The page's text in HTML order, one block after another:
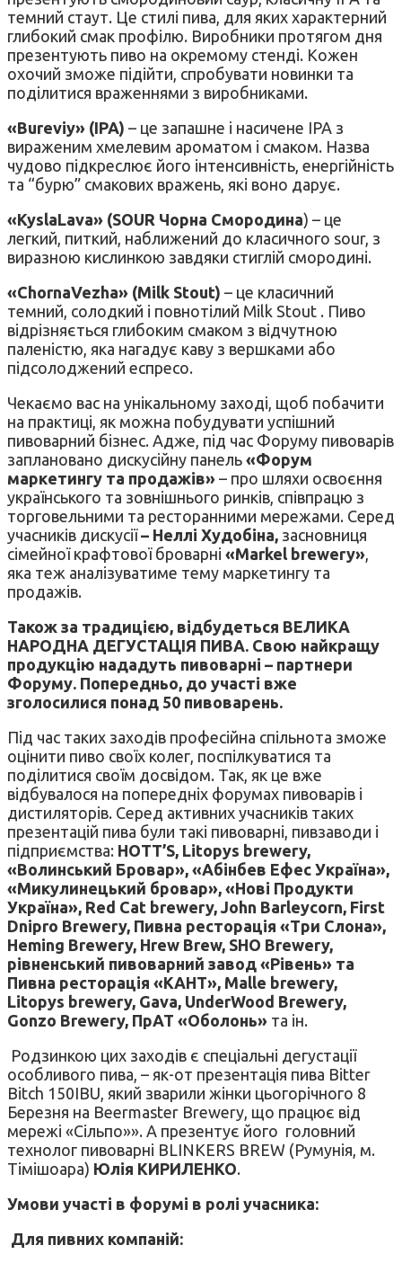
темний стаут. Це стилі пива, для яких характерний
глибокий смак профілю. Виробники протягом дня
презентують пиво на окремому стенді. Кожен
охочий зможе підійти, спробувати новинки та
поділитися враженнями з виробниками.
«Bureviy» (IPA) – це запашне і насичене IPA з
вираженим хмелевим ароматом і смаком. Назва
чудово підкреслює його інтенсивність, енергійність
та “бурю” смакових вражень, які воно дарує.
«KyslaLava» (SOUR Чорна Смородина) – це
легкий, питкий, наближений до класичного sour, з
виразною кислинкою завдяки стиглій смородині.
«ChornaVezha» (Milk Stout) – це класичний
темний, солодкий і повнотілий Milk Stout . Пиво
відрізняється глибоким смаком з відчутною
паленістю, яка нагадує каву з вершками або
підсолоджений еспресо.
Чекаємо вас на унікальному заході, щоб побачити
на практиці, як можна побудувати успішний
пивоварний бізнес. Адже, під час Форуму пивоварів
заплановано дискусійну панель «Форум
маркетингу та продажів» – про шляхи освоєння
українського та зовнішнього ринків, співпрацю з
торговельними та ресторанними мережами. Серед
учасників дискусії– Неллі Худобіна, засновниця
сімейної крафтової броварні «Markel brewery»
яка теж аналізуватиме тему маркетингу та
продажів.
Також за традицією, відбудеться ВЕЛИКА
НАРОДНА ДЕГУСТАЦІЯ ПИВА. Свою найкращу
продукцію нададуть пивоварні – партнери
Форуму. Попередньо, до участі вже
зголосилися понад 50 пивоварень.
Під час таких заходів професійна спільнота зможе
оцінити пиво своїх колег, поспілкуватися та
поділитися своїм досвідом. Так, як це вже
відбувалося на попередніх форумах пивоварів і
дистиляторів. Серед активних учасників таких
презентацій пива були такі пивоварні, пивзаводи і
підприємства: HOTT’S, Litopys brewery,
«Волинський Бровар», «Абінбев Ефес Україна»,
«Микулинецький бровар», «Нові Продукти
Україна», Red Cat brewery, John Barleycorn, First
Dnipro Brewery, Пивна ресторація «Три Слона»,
Heming Brewery, Hrew Brew, SHO Brewery,
рівненський пивоварний завод «Рівень» та
Пивна ресторація «КАНТ», Malle brewery,
Litopys brewery, Gava, UnderWood Brewery,
Gonzo Brewery, ПрАТ «Оболонь» та ін.
Родзинкою цих заходів є спеціальні дегустації
особливого пива, – як-от презентація пива Bitter
Bitch 150IBU, який зварили жінки цьогорічного 8
Березня на Beermaster Brewery, що працює від
мережі «Сільпо»». А презентує його головний
технолог пивоварні BLINKERS BREW (Румунія, м.
Тімішоара) Юлія КИРИЛЕНКО.
Умови участі в форумі в ролі учасника:
Для пивних компаній: